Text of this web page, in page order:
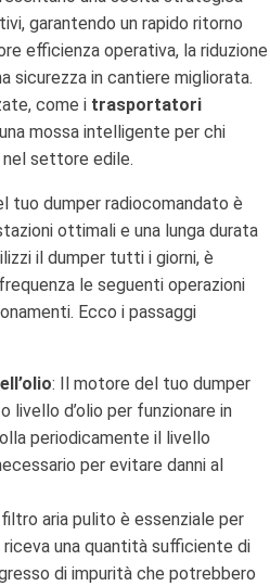
garantendo un rapido ritorno
efficienza operativa, la riduzione
sicurezza in cantiere migliorata.
come i trasportatori
mossa intelligente per chi
settore edile.
tuo dumper radiocomandato è
ottimali e una lunga durata
il dumper tutti i giorni, è
le seguenti operazioni
Ecco i passaggi
: Il motore del tuo dumper
livello d’olio per funzionare in
periodicamente il livello
per evitare danni al
filtro aria pulito è essenziale per
una quantità sufficiente di
di impurità che potrebbero